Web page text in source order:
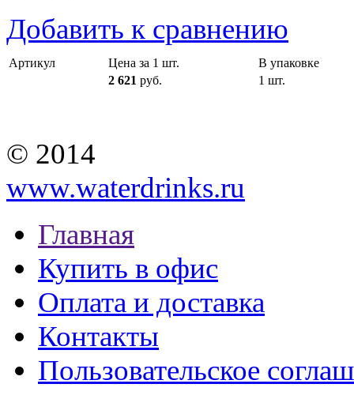
Добавить к сравнению
Артикул Цена за 1 шт.
В упаковке
2 621 руб. 1 шт.
© 2014
www.waterdrinks.ru
Главная
Купить в офис
Оплата и доставка
Контакты
Пользовательское